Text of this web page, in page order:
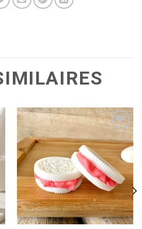
Ajouter
à la
wishlist